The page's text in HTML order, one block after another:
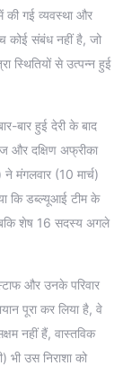
की गई व्यवस्था और
कोई संबंध नहीं है, जो
स्थितियों से उत्पन्न हुई
बार हुई देरी के बाद
और दक्षिण अफ्रीका
मंगलवार (10 मार्च)
कि डब्ल्यूआई टीम के
शेष 16 सदस्य अगले
और उनके परिवार
पूरा कर लिया है, वे
नहीं हैं, वास्तविक
भी उस निराशा को